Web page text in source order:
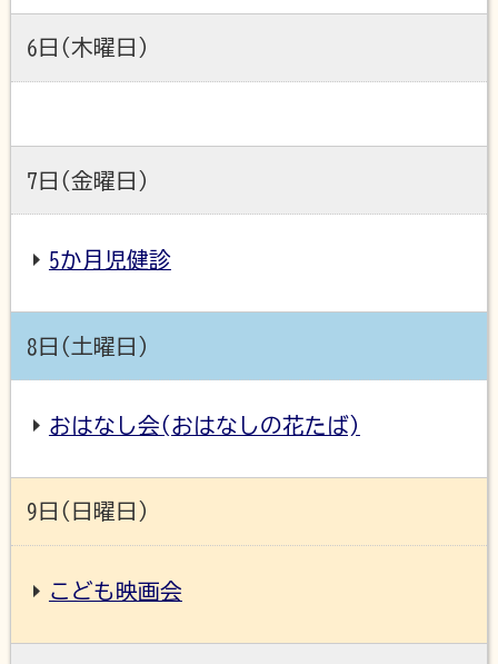
6日(木曜日)
7日(金曜日)
5か月児健診
8日(土曜日)
おはなし会(おはなしの花たば)
9日(日曜日)
こども映画会